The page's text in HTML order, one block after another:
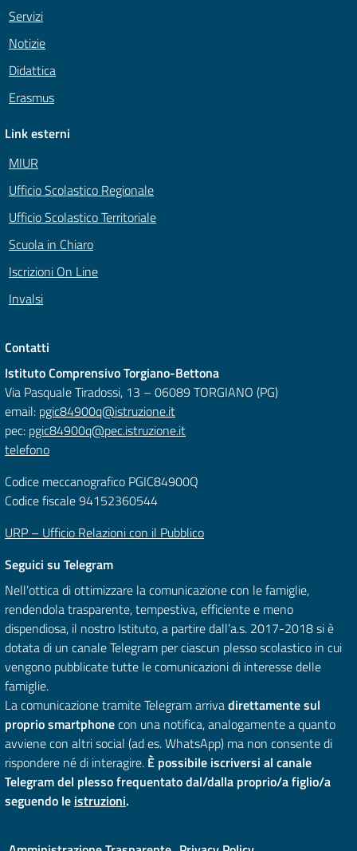
Servizi
Notizie
Didattica
Erasmus
Link esterni
MIUR
Ufficio Scolastico Regionale
Ufficio Scolastico Territoriale
Scuola in Chiaro
Iscrizioni On Line
Invalsi
Contatti
Istituto Comprensivo Torgiano-Bettona
Via Pasquale Tiradossi, 13 – 06089 TORGIANO (PG)
email: pgic84900q@istruzione.it
pec: pgic84900q@pec.istruzione.it
telefono
Codice meccanografico PGIC84900Q
Codice fiscale 94152360544
URP – Ufficio Relazioni con il Pubblico
Seguici su Telegram
Nell’ottica di ottimizzare la comunicazione con le famiglie,
rendendola trasparente, tempestiva, efficiente e meno
dispendiosa, il nostro Istituto, a partire dall’a.s. 2017-2018 si è
dotata di un canale Telegram per ciascun plesso scolastico in cui
vengono pubblicate tutte le comunicazioni di interesse delle
famiglie.
La comunicazione tramite Telegram arrivadirettamente sul
proprio smartphonecon una notifica, analogamente a quanto
avviene con altri social (ad es. WhatsApp) ma non consente di
rispondere né di interagire. È possibile iscriversi al canale
Telegram del plesso frequentato dal/dalla proprio/a figlio/a
seguendo le istruzioni.